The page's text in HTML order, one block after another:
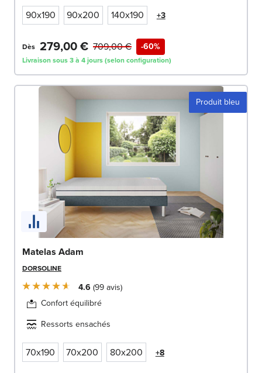
90x190 90x200 140x190 +3
Dès 279,00 € -60%
709,00 €
Livraison sous 3 à 4 jours (selon configuration)
Produit bleu
Matelas Adam
DORSOLINE
4.6 99avis
Confort équilibré
Ressorts ensachés
70x190 70x200 80x200 +8